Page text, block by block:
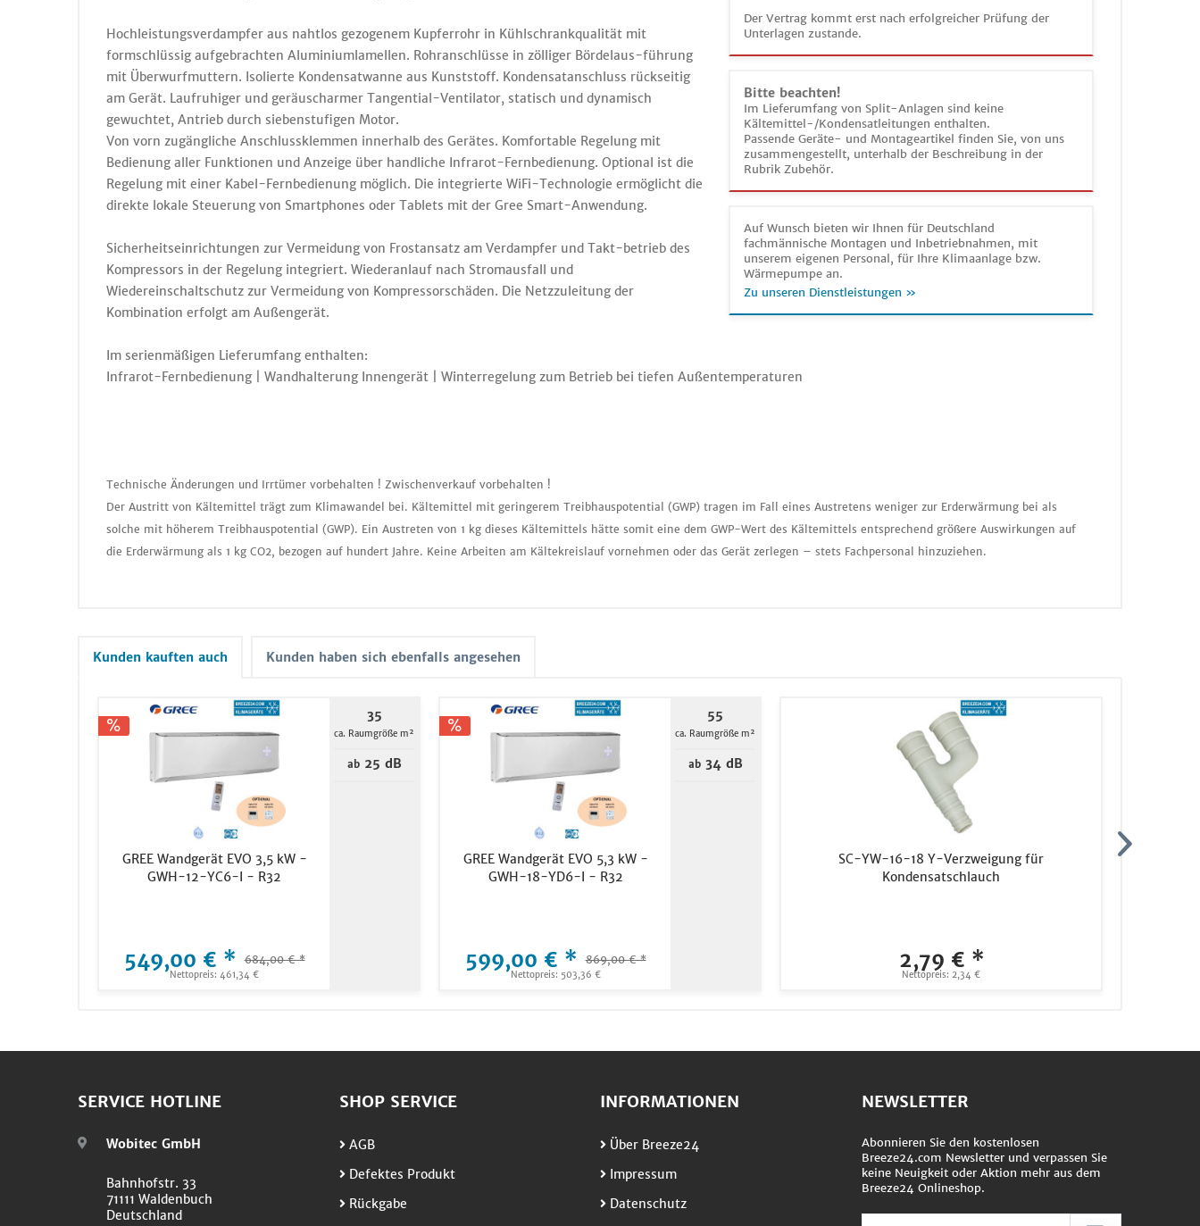
Der Vertrag kommt erst nach erfolgreicher Prüfung der
Unterlagen zustande.
Bitte beachten!
Im Lieferumfang von Split-Anlagen sind keine
Kältemittel-/Kondensatleitungen enthalten.
Passende Geräte- und Montageartikel finden Sie, von uns
zusammengestellt, unterhalb der Beschreibung in der
Rubrik Zubehör.
Auf Wunsch bieten wir Ihnen für Deutschland
fachmännische Montagen und Inbetriebnahmen, mit
unserem eigenen Personal, für Ihre Klimaanlage bzw.
Wärmepumpe an.
Zu unseren Dienstleistungen »
Hochleistungsverdampfer aus nahtlos gezogenem Kupferrohr in Kühlschrankqualität mit
formschlüssig aufgebrachten Aluminiumlamellen. Rohranschlüsse in zölliger Bördelaus-führung
mit Überwurfmuttern. Isolierte Kondensatwanne aus Kunststoff. Kondensatanschluss rückseitig
am Gerät. Laufruhiger und geräuscharmer Tangential-Ventilator, statisch und dynamisch
gewuchtet, Antrieb durch siebenstufigen Motor.
Von vorn zugängliche Anschlussklemmen innerhalb des Gerätes. Komfortable Regelung mit
Bedienung aller Funktionen und Anzeige über handliche Infrarot-Fernbedienung. Optional ist die
Regelung mit einer Kabel-Fernbedienung möglich. Die integrierte WiFi-Technologie ermöglicht die
direkte lokale Steuerung von Smartphones oder Tablets mit der Gree Smart-Anwendung.
Sicherheitseinrichtungen zur Vermeidung von Frostansatz am Verdampfer und Takt-betrieb des
Kompressors in der Regelung integriert. Wiederanlauf nach Stromausfall und
Wiedereinschaltschutz zur Vermeidung von Kompressorschäden. Die Netzzuleitung der
Kombination erfolgt am Außengerät.
Im serienmäßigen Lieferumfang enthalten:
Infrarot-Fernbedienung | Wandhalterung Innengerät | Winterregelung zum Betrieb bei tiefen Außentemperaturen
Technische Änderungen und Irrtümer vorbehalten ! Zwischenverkauf vorbehalten !
Der Austritt von Kältemittel trägt zum Klimawandel bei. Kältemittel mit geringerem Treibhauspotential (GWP) tragen im Fall eines Austretens weniger zur Erderwärmung bei als
solche mit höherem Treibhauspotential (GWP). Ein Austreten von 1 kg dieses Kältemittels hätte somit eine dem GWP-Wert des Kältemittels entsprechend größere Auswirkungen auf
die Erderwärmung als 1 kg CO2, bezogen auf hundert Jahre. Keine Arbeiten am Kältekreislauf vornehmen oder das Gerät zerlegen – stets Fachpersonal hinzuziehen.
Kunden kauften auch Kunden haben sich ebenfalls angesehen
GREE Wandgerät EVO 3,5 kW -
GWH-12-YC6-I - R32
549,00 € * 684,00 € *
Nettopreis: 461,34 €
35
ca. Raumgröße m²
ab25 dB
GREE Wandgerät EVO 5,3 kW -
GWH-18-YD6-I - R32
599,00 € * 869,00 € *
Nettopreis: 503,36 €
55
ca. Raumgröße m²
ab34 dB
SC-YW-16-18 Y-Verzweigung für
Kondensatschlauch
2,79 € *
Nettopreis: 2,34 €
SERVICE HOTLINE
Wobitec GmbH
Bahnhofstr. 33
71111 Waldenbuch
Deutschland
SHOP SERVICE
AGB
Defektes Produkt
Rückgabe
INFORMATIONEN
Über Breeze24
Impressum
Datenschutz
NEWSLETTER
Abonnieren Sie den kostenlosen
Breeze24.com Newsletter und verpassen Sie
keine Neuigkeit oder Aktion mehr aus dem
Breeze24 Onlineshop.